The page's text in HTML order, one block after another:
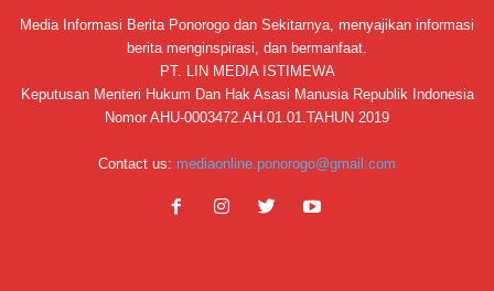
Media Informasi Berita Ponorogo dan Sekitarnya, menyajikan informasi
berita menginspirasi, dan bermanfaat.
PT. LIN MEDIA ISTIMEWA
Keputusan Menteri Hukum Dan Hak Asasi Manusia Republik Indonesia
Nomor AHU-0003472.AH.01.01.TAHUN 2019
Contact us: mediaonline.ponorogo@gmail.com